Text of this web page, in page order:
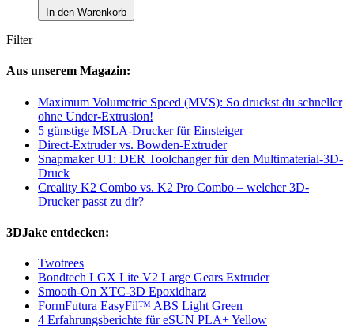
In den Warenkorb
Filter
Aus unserem Magazin:
Maximum Volumetric Speed (MVS): So druckst du schneller
ohne Under-Extrusion!
5 günstige MSLA-Drucker für Einsteiger
Direct-Extruder vs. Bowden-Extruder
Snapmaker U1: DER Toolchanger für den Multimaterial-3D-
Druck
Creality K2 Combo vs. K2 Pro Combo – welcher 3D-
Drucker passt zu dir?
3DJake entdecken:
Twotrees
Bondtech LGX Lite V2 Large Gears Extruder
Smooth-On XTC-3D Epoxidharz
FormFutura EasyFil™ ABS Light Green
4 Erfahrungsberichte für eSUN PLA+ Yellow